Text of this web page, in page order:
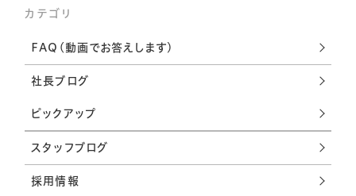
カテゴリ
FAQ(動画でお答えします)
社長ブログ
ピックアップ
スタッフブログ
採用情報